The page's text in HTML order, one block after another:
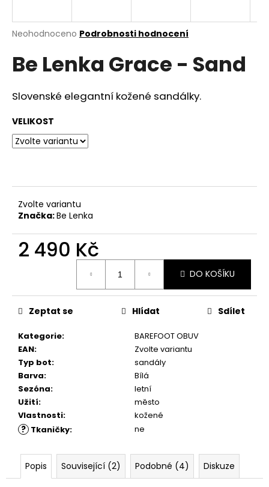
Průměrné
produktu
je
z
5
Neohodnoceno Podrobnosti hodnocení
Be Lenka Grace - Sand
Slovenské elegantní kožené sandálky.
VELIKOST
Zvolte variantu
Značka:Be Lenka
2 490 Kč
DO KOŠÍKU
Kategorie:
BAREFOOT OBUV
EAN:
Zvolte variantu
Typ bot:
sandály
Barva:
Bílá
Sezóna:
letní
Užití:
město
Vlastnosti: kožené
? Tkaničky: ne
Zeptat se Hlídat Sdílet
Popis Související (2) Podobné (4) Diskuze
j
t
?
D
o
p
o
u
j
e
e
COMBI
CLEAN
&
CARE
200
ML
289